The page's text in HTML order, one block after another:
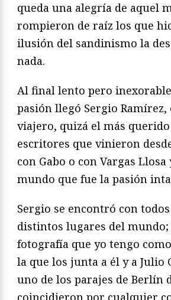
queda una alegría de aquel
rompieron de raíz los que
ilusión del sandinismo la
nada.
Al final lento pero
pasión llegó Sergio Ramírez,
viajero, quizá el más
escritores que vinieron
con Gabo o con Vargas Llosa
mundo que fue la pasión
Sergio se encontró con
distintos lugares del mundo;
fotografía que yo tengo
la que los junta a él y a Julio
uno de los parajes de Berlín
coincidieron por cualquier